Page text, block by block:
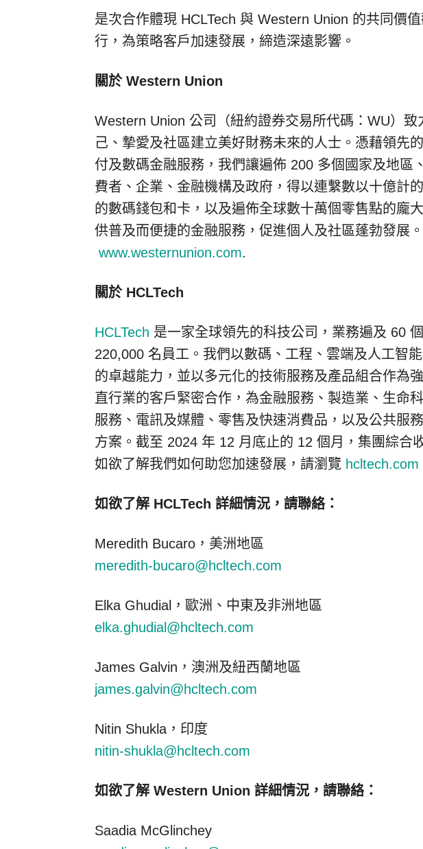
是次合作體現 HCLTech 與 Western Union 的共同價
行，為策略客戶加速發展，締造深遠影響。
關於 Western Union
Western Union 公司（紐約證券交易所代碼：WU）致
己、摯愛及社區建立美好財務未來的人士。憑藉領先
付及數碼金融服務，我們讓遍佈 200 多個國家及地區
費者、企業、金融機構及政府，得以連繫數以十億計
的數碼錢包和卡，以及遍佈全球數十萬個零售點的龐
供普及而便捷的金融服務，促進個人及社區蓬勃發展
www.westernunion.com.
關於 HCLTech
HCLTech 是一家全球領先的科技公司，業務遍及 60
220,000 名員工。我們以數碼、工程、雲端及人工智
的卓越能力，並以多元化的技術服務及產品組合作為
直行業的客戶緊密合作，為金融服務、製造業、生命
服務、電訊及媒體、零售及快速消費品，以及公共服
方案。截至 2024 年 12 月底止的 12 個月，集團綜合
如欲了解我們如何助您加速發展，請瀏覽 hcltech.com
如欲了解 HCLTech 詳細情況，請聯絡：
Meredith Bucaro，美洲地區
meredith-bucaro@hcltech.com
Elka Ghudial，歐洲、中東及非洲地區
elka.ghudial@hcltech.com
James Galvin，澳洲及紐西蘭地區
james.galvin@hcltech.com
Nitin Shukla，印度
nitin-shukla@hcltech.com
如欲了解 Western Union 詳細情況，請聯絡：
Saadia McGlinchey